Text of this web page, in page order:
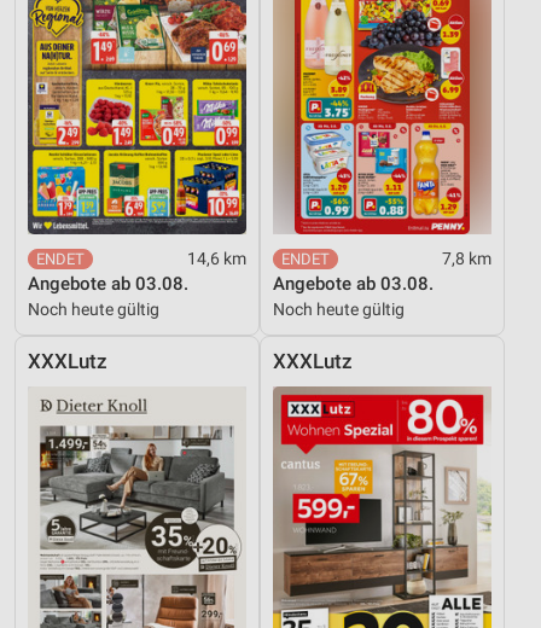
14,6 km
Angebote ab 03.08.
Noch heute gültig
7,8 km
Angebote ab 03.08.
Noch heute gültig
XXXLutz XXXLutz